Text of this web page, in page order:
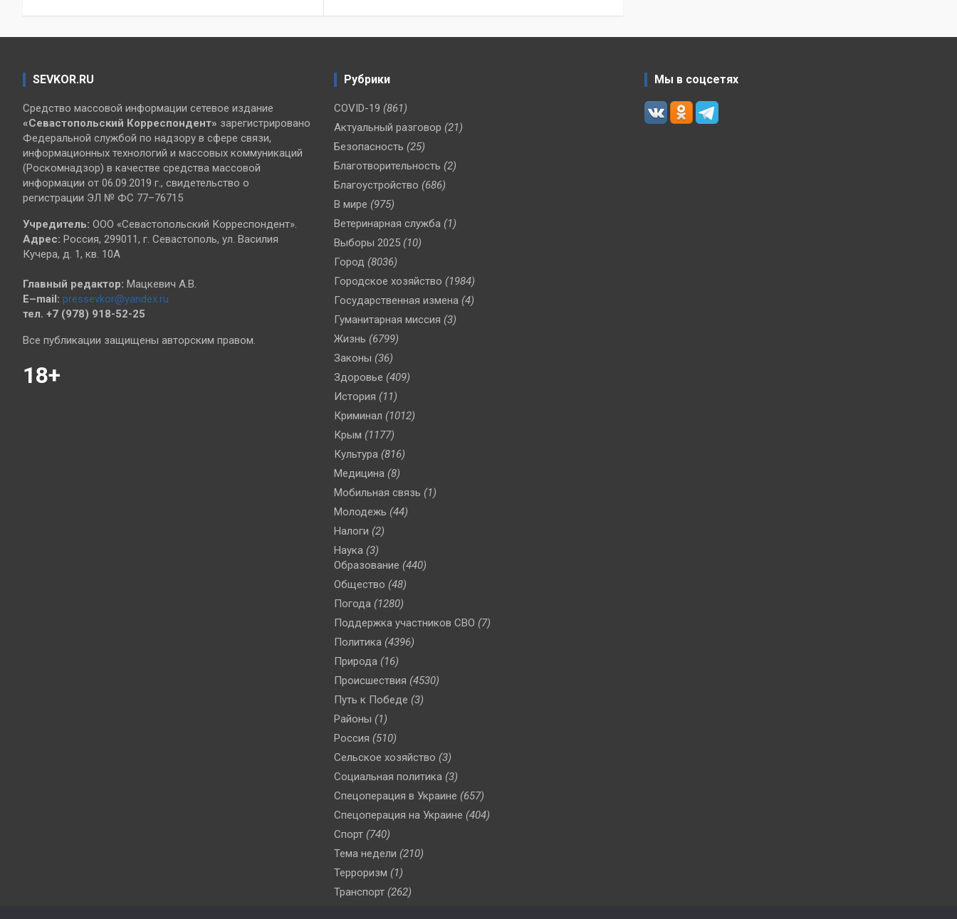
записям
SEVKOR.RU
Средство массовой информации сетевое издание
«Севастопольский Корреспондент» зарегистрировано
Федеральной службой по надзору в сфере связи,
информационных технологий и массовых коммуникаций
(Роскомнадзор) в качестве средства массовой
информации от 06.09.2019 г., свидетельство о
регистрации ЭЛ № ФС 77–76715
Учредитель: ООО «Севастопольский Корреспондент».
Адрес: Россия, 299011, г. Севастополь, ул. Василия
Кучера, д. 1, кв. 10А
Главный редактор: Мацкевич А.В.
E–mail: pressevkor@yandex.ru
тел. +7 (978) 918-52-25
Все публикации защищены авторским правом.
18+
Рубрики
COVID-19 (861)
Актуальный разговор (21)
Безопасность (25)
Благотворительность (2)
Благоустройство (686)
В мире (975)
Ветеринарная служба (1)
Выборы 2025 (10)
Город (8036)
Городское хозяйство (1984)
Государственная измена (4)
Гуманитарная миссия (3)
Жизнь (6799)
Законы (36)
Здоровье (409)
История (11)
Криминал (1012)
Крым (1177)
Культура (816)
Медицина (8)
Мобильная связь (1)
Молодежь (44)
Налоги (2)
Наука (3)
Образование (440)
Общество (48)
Погода (1280)
Поддержка участников СВО (7)
Политика (4396)
Природа (16)
Происшествия (4530)
Путь к Победе (3)
Районы (1)
Россия (510)
Сельское хозяйство (3)
Социальная политика (3)
Спецоперация в Украине (657)
Спецоперация на Украине (404)
Спорт (740)
Тема недели (210)
Терроризм (1)
Транспорт (262)
Мы в соцсетях